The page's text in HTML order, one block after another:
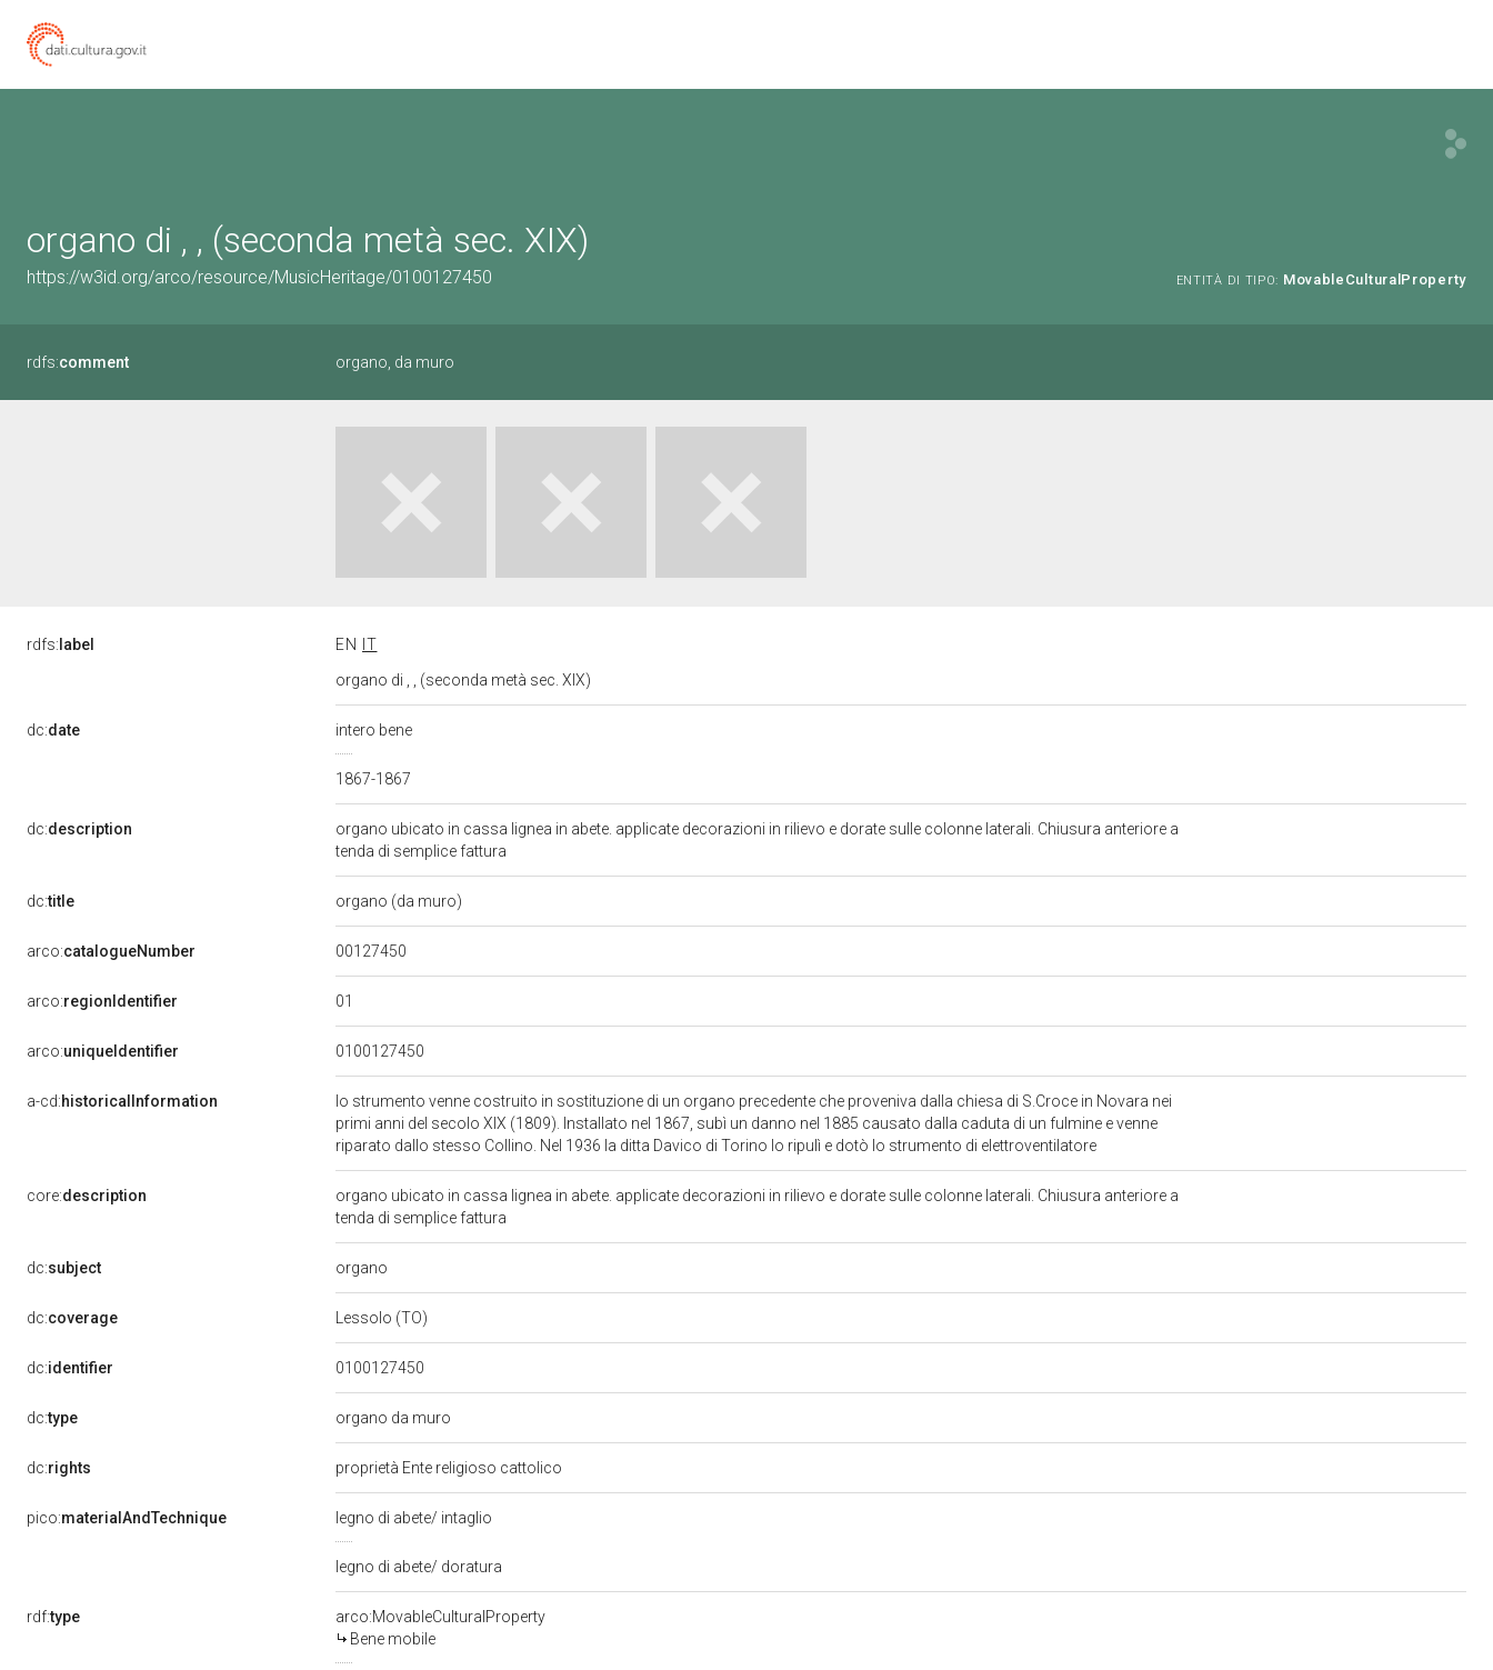
organo di , , (seconda metà sec. XIX)
https://w3id.org/arco/resource/MusicHeritage/0100127450 ENTITÀ DI TIPO: MovableCulturalProperty
rdfs:comment organo, da muro
rdfs: label EN
IT
organo di , , (seconda metà sec. XIX)
dc:date intero bene
1867-1867
dc:description
organo ubicato in cassa lignea in abete. applicate decorazioni in rilievo e dorate sulle colonne laterali. Chiusura anteriore a
tenda di semplice fattura
dc:title organo (da muro)
arco:catalogueNumber 00127450
arco:regionIdentifier 01
arco:uniqueIdentifier 0100127450
a-cd:historicalInformation
lo strumento venne costruito in sostituzione di un organo precedente che proveniva dalla chiesa di S.Croce in Novara nei
primi anni del secolo XIX (1809). Installato nel 1867, subì un danno nel 1885 causato dalla caduta di un fulmine e venne
riparato dallo stesso Collino. Nel 1936 la ditta Davico di Torino lo ripulì e dotò lo strumento di elettroventilatore
core:description
organo ubicato in cassa lignea in abete. applicate decorazioni in rilievo e dorate sulle colonne laterali. Chiusura anteriore a
tenda di semplice fattura
dc:subject organo
dc:coverage Lessolo (TO)
dc:identifier 0100127450
dc:type organo da muro
dc:rights proprietà Ente religioso cattolico
pico:materialAndTechnique legno di abete/ intaglio
legno di abete/ doratura
rdf:type
arco:MovableCulturalProperty
Bene mobile